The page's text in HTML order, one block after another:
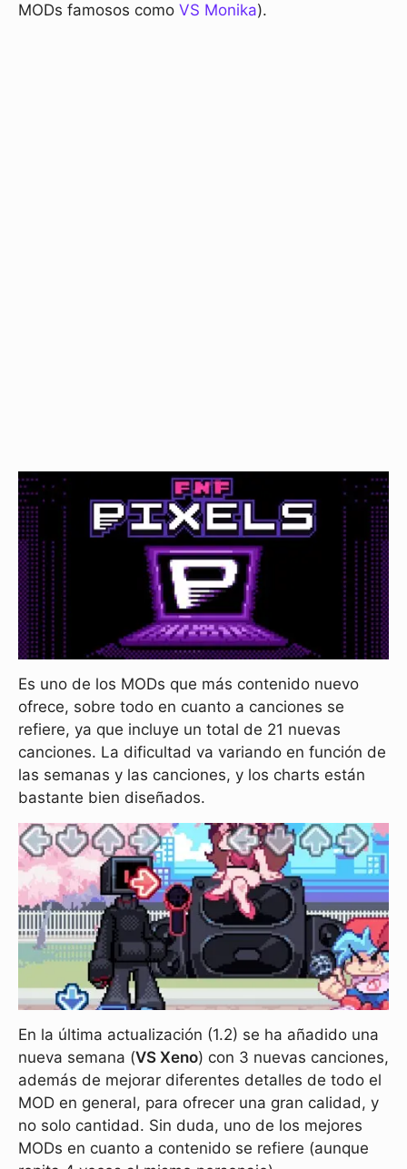
MODs famosos como VS Monika).
Es uno de los MODs que más contenido nuevo
ofrece, sobre todo en cuanto a canciones se
refiere, ya que incluye un total de 21 nuevas
canciones. La dificultad va variando en función de
las semanas y las canciones, y los charts están
bastante bien diseñados.
En la última actualización (1.2) se ha añadido una
nueva semana (VS Xeno) con 3 nuevas canciones,
además de mejorar diferentes detalles de todo el
MOD en general, para ofrecer una gran calidad, y
no solo cantidad. Sin duda, uno de los mejores
MODs en cuanto a contenido se refiere (aunque